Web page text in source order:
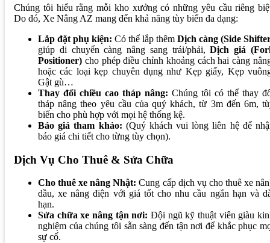
Chúng tôi hiểu rằng mỗi kho xưởng có những yêu cầu riêng
Do đó, Xe Nâng AZ mang đến khả năng tùy biến đa dạng:
Lắp đặt phụ kiện: Có thể lắp thêm Dịch càng (Side
giúp di chuyển càng nâng sang trái/phải,Dịch giá
Positioner) cho phép điều chỉnh khoảng cách hai càng
hoặc các loại kẹp chuyên dụng như Kẹp giấy, Kẹp
Gật gù…
Thay đổi chiều cao tháp nâng: Chúng tôi có thể thay
tháp nâng theo yêu cầu của quý khách, từ 3m đến 6m,
biến cho phù hợp với mọi hệ thống kệ.
Báo giá tham khảo: (Quý khách vui lòng liên hệ để
báo giá chi tiết cho từng tùy chọn).
Dịch Vụ Cho Thuê & Sửa Chữa
Cho thuê xe nâng Nhật: Cung cấp dịch vụ cho thuê xe
dầu, xe nâng điện với giá tốt cho nhu cầu ngắn hạn và
hạn.
Sửa chữa xe nâng tận nơi: Đội ngũ kỹ thuật viên giàu
nghiệm của chúng tôi sẵn sàng đến tận nơi để khắc phục
sự cố.